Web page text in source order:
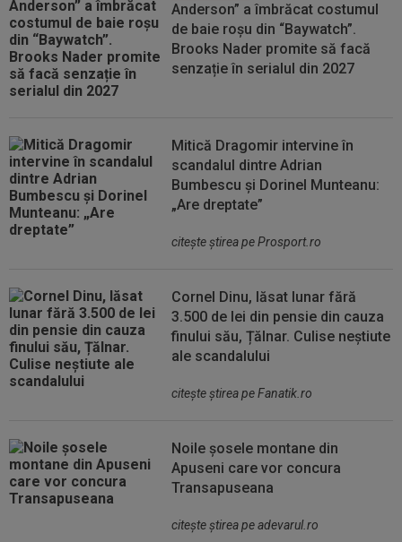
Anderson” a îmbrăcat costumul
de baie roșu din “Baywatch”.
Brooks Nader promite să facă
senzație în serialul din 2027
Mitică Dragomir intervine în
scandalul dintre Adrian
Bumbescu și Dorinel Munteanu:
„Are dreptate”
citeşte ştirea pe Prosport.ro
Cornel Dinu, lăsat lunar fără
3.500 de lei din pensie din cauza
finului său, Țălnar. Culise neștiute
ale scandalului
citeşte ştirea pe Fanatik.ro
Noile șosele montane din
Apuseni care vor concura
Transapuseana
citeşte ştirea pe adevarul.ro